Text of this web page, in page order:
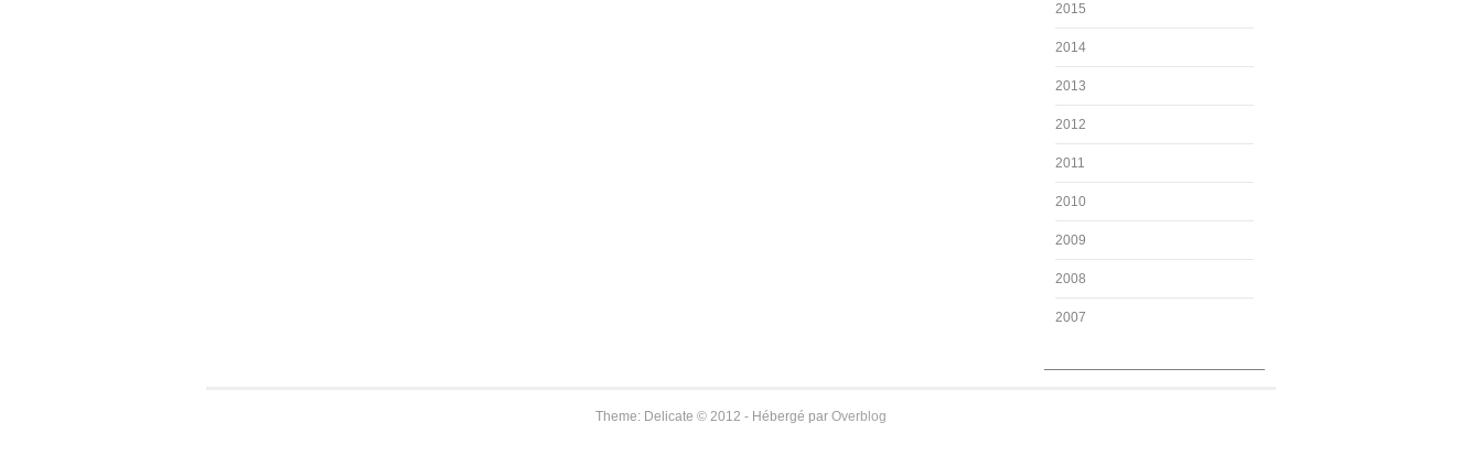
2015
2014
2013
2012
2011
2010
2009
2008
2007
Theme: Delicate © 2012 - Hébergé par Overblog